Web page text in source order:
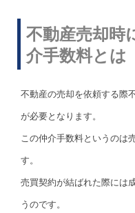
不動産売却時
介手数料とは
不動産の売却を依頼する際
が必要となります。
この仲介手数料というのは
す。
売買契約が結ばれた際には
うのです。